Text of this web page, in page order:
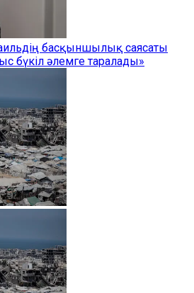
басқыншылық саясаты
бүкіл әлемге таралады»